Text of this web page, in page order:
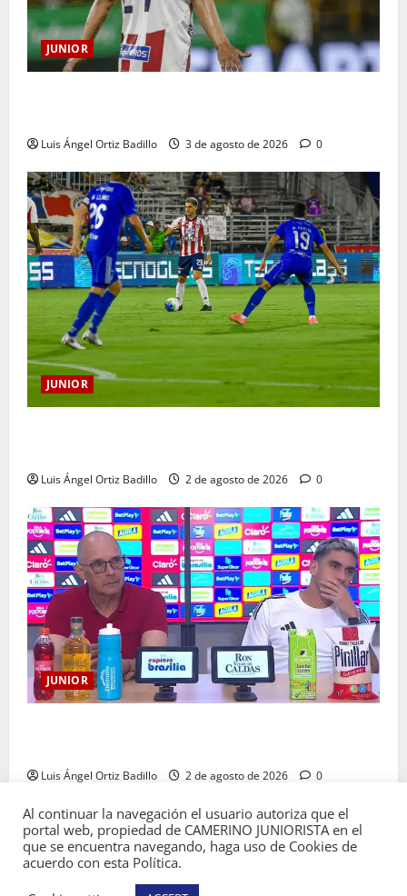
JUNIOR
Luis Ángel Ortiz Badillo 3 de agosto de 2026 0
JUNIOR
Luis Ángel Ortiz Badillo 2 de agosto de 2026 0
JUNIOR
Luis Ángel Ortiz Badillo 2 de agosto de 2026 0
Al continuar la navegación el usuario autoriza que el
portal web, propiedad de CAMERINO JUNIORISTA en el
que se encuentra navegando, haga uso de Cookies de
acuerdo con esta Política.